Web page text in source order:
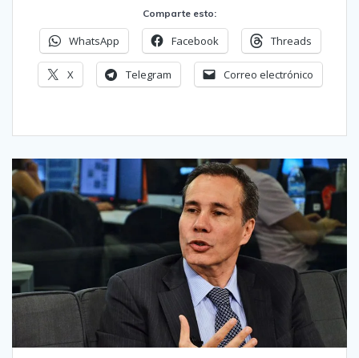
Comparte esto:
WhatsApp Facebook Threads
X Telegram Correo electrónico